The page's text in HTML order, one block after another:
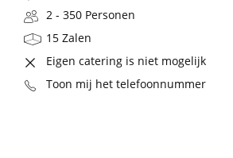
2 - 350 Personen
15 Zalen
Eigen catering is niet mogelijk
Toon mij het telefoonnummer